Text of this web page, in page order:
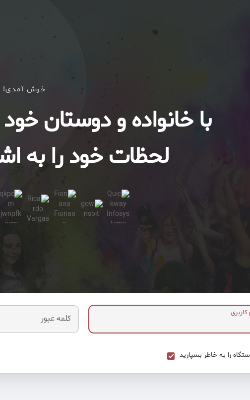
خوش آمدی!
با خانواده و دوستان خود
لحظات خود را به
کاربری کلمه عبور
را به خاطر بسپارید